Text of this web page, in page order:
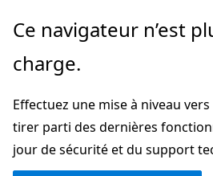
Passer
directement
au
principal
Ce navigateur n’est
charge.
Effectuez une mise à niveau
tirer parti des dernières
jour de sécurité et du support